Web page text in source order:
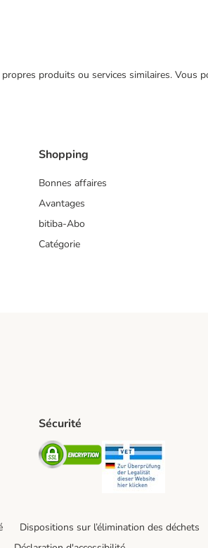
produits ou services similaires. Vous
Shopping
Bonnes affaires
Avantages
bitiba-Abo
Catégorie
Method
Sécurité
Security
Dispositions sur l’élimination des déchets